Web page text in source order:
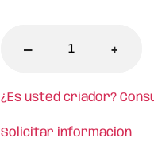
- +
¿Es usted criador?
Solicitar información